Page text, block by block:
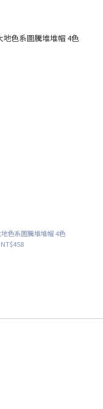
色系圖騰堆堆帽 4色
NT$458